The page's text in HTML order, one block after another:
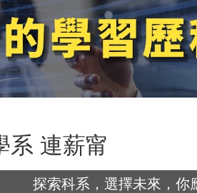
系 連薪甯
探索科系，選擇未來，你